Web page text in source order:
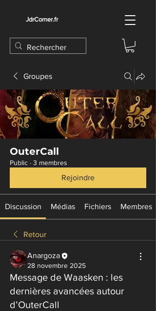
JdrCorner.fr
Groupes
OuterCall
Public · 3 membres
Rejoindre
Discussion Médias Fichiers Membres
Retour
Anargoza
28 novembre 2025
Message de Waasken : les
dernières avancées autour
d’OuterCall